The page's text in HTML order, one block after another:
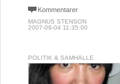
Kommentarer
MAGNUS STENSON
2007-09-04 11:35:00
POLITIK & SAMHÄLLE